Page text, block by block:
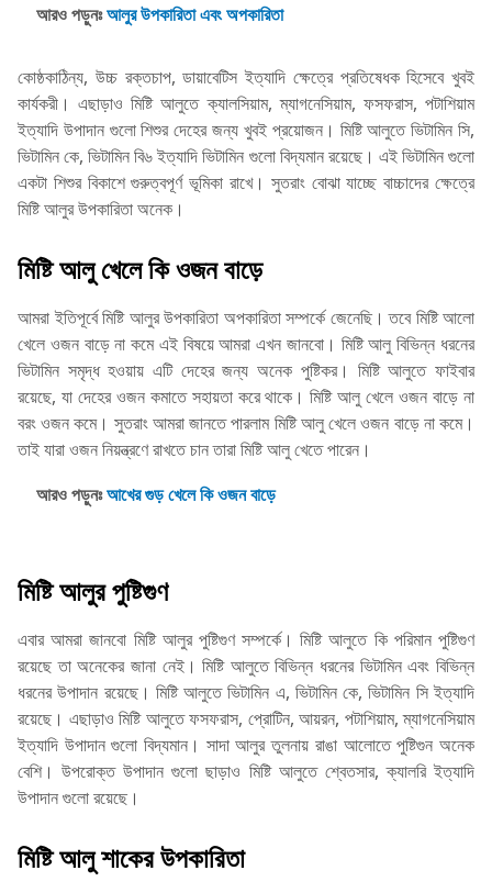
আরও পড়ুনঃআলুর উপকারিতা এবং অপকারিতা
কোষ্ঠকাঠিন্য, উচ্চ রক্তচাপ, ডায়াবেটিস ইত্যাদি ক্ষেত্রে প্রতিষেধক হিসেবে খুবই
কার্যকরী। এছাড়াও মিষ্টি আলুতে ক্যালসিয়াম, ম্যাগনেসিয়াম, ফসফরাস, পটাশিয়াম
ইত্যাদি উপাদান গুলো শিশুর দেহের জন্য খুবই প্রয়োজন। মিষ্টি আলুতে ভিটামিন সি,
ভিটামিন কে, ভিটামিন বি৬ ইত্যাদি ভিটামিন গুলো বিদ্যমান রয়েছে। এই ভিটামিন গুলো
একটা শিশুর বিকাশে গুরুত্বপূর্ণ ভূমিকা রাখে। সুতরাং বোঝা যাচ্ছে বাচ্চাদের ক্ষেত্রে
মিষ্টি আলুর উপকারিতা অনেক।
মিষ্টি আলু খেলে কি ওজন বাড়ে
আমরা ইতিপূর্বে মিষ্টি আলুর উপকারিতা অপকারিতা সম্পর্কে জেনেছি। তবে মিষ্টি আলো
খেলে ওজন বাড়ে না কমে এই বিষয়ে আমরা এখন জানবো। মিষ্টি আলু বিভিন্ন ধরনের
ভিটামিন সমৃদ্ধ হওয়ায় এটি দেহের জন্য অনেক পুষ্টিকর। মিষ্টি আলুতে ফাইবার
রয়েছে, যা দেহের ওজন কমাতে সহায়তা করে থাকে। মিষ্টি আলু খেলে ওজন বাড়ে না
বরং ওজন কমে। সুতরাং আমরা জানতে পারলাম মিষ্টি আলু খেলে ওজন বাড়ে না কমে।
তাই যারা ওজন নিয়ন্ত্রণে রাখতে চান তারা মিষ্টি আলু খেতে পারেন।
আরও পড়ুনঃআখের গুড় খেলে কি ওজন বাড়ে
মিষ্টি আলুর পুষ্টিগুণ
এবার আমরা জানবো মিষ্টি আলুর পুষ্টিগুণ সম্পর্কে। মিষ্টি আলুতে কি পরিমান পুষ্টিগুণ
রয়েছে তা অনেকের জানা নেই। মিষ্টি আলুতে বিভিন্ন ধরনের ভিটামিন এবং বিভিন্ন
ধরনের উপাদান রয়েছে। মিষ্টি আলুতে ভিটামিন এ, ভিটামিন কে, ভিটামিন সি ইত্যাদি
রয়েছে। এছাড়াও মিষ্টি আলুতে ফসফরাস, প্রোটিন, আয়রন, পটাশিয়াম, ম্যাগনেসিয়াম
ইত্যাদি উপাদান গুলো বিদ্যমান। সাদা আলুর তুলনায় রাঙা আলোতে পুষ্টিগুন অনেক
বেশি। উপরোক্ত উপাদান গুলো ছাড়াও মিষ্টি আলুতে শ্বেতসার, ক্যালরি ইত্যাদি
উপাদান গুলো রয়েছে।
মিষ্টি আলু শাকের উপকারিতা